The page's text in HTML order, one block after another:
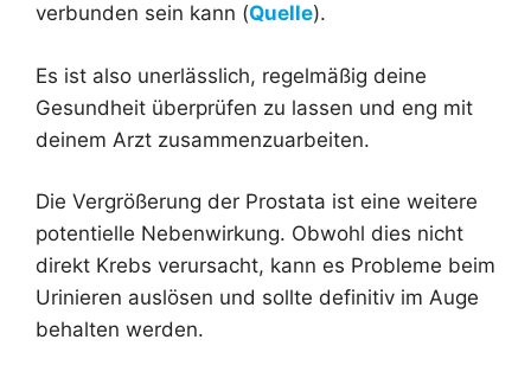
verbunden sein kann (Quelle).
Es ist also unerlässlich, regelmäßig deine
Gesundheit überprüfen zu lassen und eng mit
deinem Arzt zusammenzuarbeiten.
Die Vergrößerung der Prostata ist eine weitere
potentielle Nebenwirkung. Obwohl dies nicht
direkt Krebs verursacht, kann es Probleme beim
Urinieren auslösen und sollte definitiv im Auge
behalten werden.